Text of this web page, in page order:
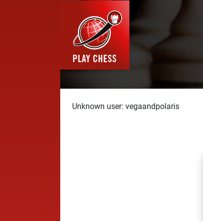
Unknown user: vegaandpolaris